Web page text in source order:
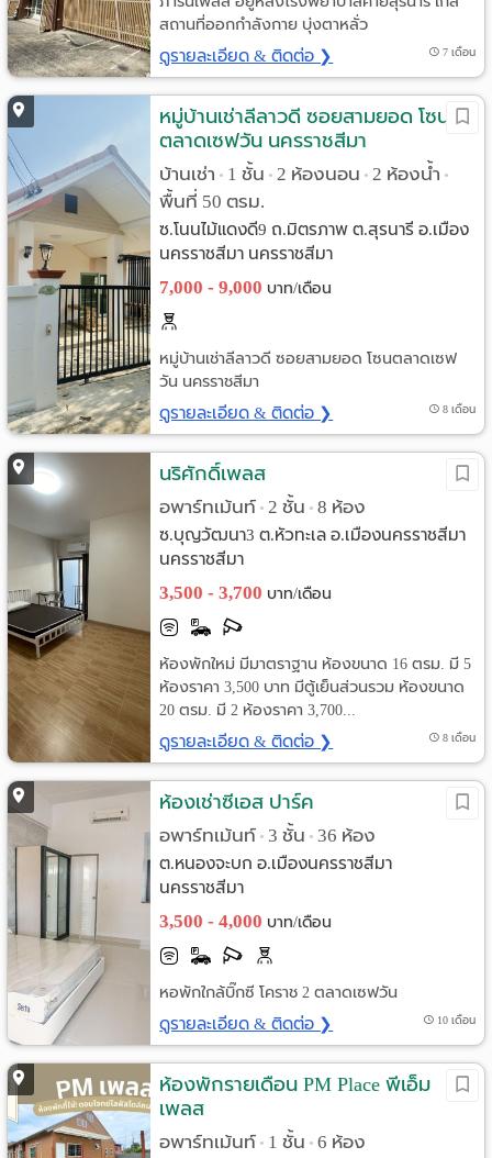
สถานที่ออกกำลังกาย บุ่งตาหลั่ว
ดูรายละเอียด & ติดต่อ ❯ 7 เดือน
หมู่บ้านเช่าลีลาวดี ซอยสามยอด โซน
ตลาดเซฟวัน นครราชสีมา
บ้านเช่า • 1 ชั้น • 2 ห้องนอน • 2 ห้องน้ำ •
พื้นที่ 50 ตรม.
ซ.โนนไม้แดงดี9 ถ.มิตรภาพ ต.สุรนารี อ.เมือง
นครราชสีมา นครราชสีมา
7,000 - 9,000 บาท/เดือน
หมู่บ้านเช่าลีลาวดี ซอยสามยอด โซนตลาดเซฟ
วัน นครราชสีมา
ดูรายละเอียด & ติดต่อ ❯ 8 เดือน
นริศักดิ์เพลส
อพาร์ทเม้นท์ • 2 ชั้น • 8 ห้อง
ซ.บุญวัฒนา3 ต.หัวทะเล อ.เมืองนครราชสีมา
นครราชสีมา
3,500 - 3,700 บาท/เดือน
ห้องพักใหม่ มีมาตราฐาน ห้องขนาด 16 ตรม. มี 5
ห้องราคา 3,500 บาท มีตู้เย็นส่วนรวม ห้องขนาด
20 ตรม. มี 2 ห้องราคา 3,700...
ดูรายละเอียด & ติดต่อ ❯ 8 เดือน
ห้องเช่าซีเอส ปาร์ค
อพาร์ทเม้นท์ • 3 ชั้น • 36 ห้อง
ต.หนองจะบก อ.เมืองนครราชสีมา
นครราชสีมา
3,500 - 4,000 บาท/เดือน
หอพักใกล้บิ๊กซี โคราช 2 ตลาดเซฟวัน
ดูรายละเอียด & ติดต่อ ❯ 10 เดือน
ห้องพักรายเดือน PM Place พีเอ็ม
เพลส
อพาร์ทเม้นท์ • 1 ชั้น • 6 ห้อง